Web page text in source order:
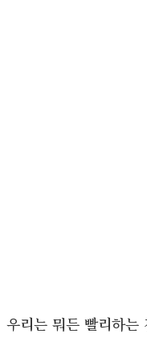
우리는 뭐든 빨리하는